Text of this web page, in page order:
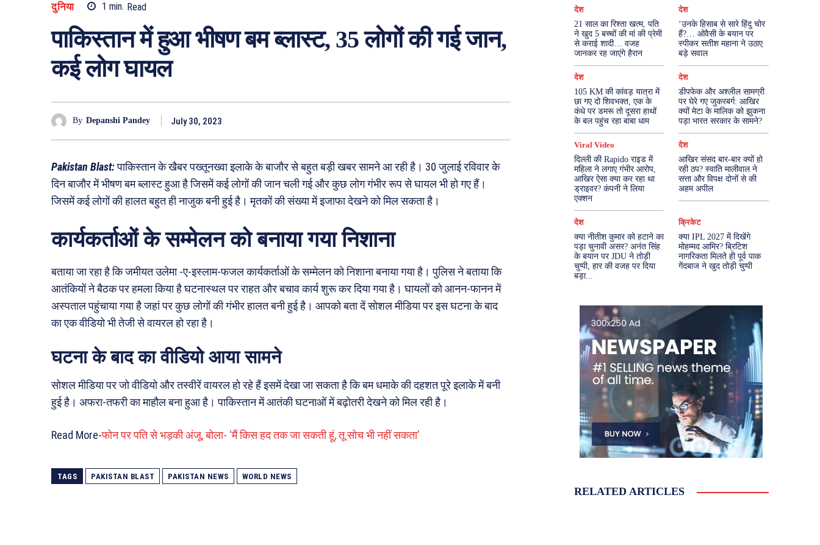
दुनिया 1 min. Read
पाकिस्तान में हुआ भीषण बम ब्लास्ट, 35 लोगों की गई जान,
कई लोग घायल
By Depanshi Pandey July 30, 2023
Pakistan Blast:पाकिस्तान के खैबर पख्तूनख्वा इलाके के बाजौर से बहुत बड़ी खबर सामने आ रही है। 30 जुलाई रविवार के
दिन बाजौर में भीषण बम ब्लास्ट हुआ है जिसमें कई लोगों की जान चली गई और कुछ लोग गंभीर रूप से घायल भी हो गए हैं।
जिसमें कई लोगों की हालत बहुत ही नाजुक बनी हुई है। मृतकों की संख्या में इजाफा देखने को मिल सकता है।
कार्यकर्ताओं के सम्मेलन को बनाया गया निशाना
बताया जा रहा है कि जमीयत उलेमा -ए-इस्लाम-फजल कार्यकर्ताओं के सम्मेलन को निशाना बनाया गया है। पुलिस ने बताया कि
आतंकियों ने बैठक पर हमला किया है घटनास्थल पर राहत और बचाव कार्य शुरू कर दिया गया है। घायलों को आनन-फानन में
अस्पताल पहुंचाया गया है जहां पर कुछ लोगों की गंभीर हालत बनी हुई है। आपको बता दें सोशल मीडिया पर इस घटना के बाद
का एक वीडियो भी तेजी से वायरल हो रहा है।
घटना के बाद का वीडियो आया सामने
सोशल मीडिया पर जो वीडियो और तस्वीरें वायरल हो रहे हैं इसमें देखा जा सकता है कि बम धमाके की दहशत पूरे इलाके में बनी
हुई है। अफरा-तफरी का माहौल बना हुआ है। पाकिस्तान में आतंकी घटनाओं में बढ़ोतरी देखने को मिल रही है।
Read More-फोन पर पति से भड़की अंजू, बोला- ‘मैं किस हद तक जा सकती हूं, तू सोच भी नहीं सकता’
TAGS PAKISTAN BLAST PAKISTAN NEWS WORLD NEWS
दुनिया
मनोरंजन
राजनीति वास्तु शास्त्र
More
देश
21 साल का रिश्ता खत्म, पति
ने खुद 5 बच्चों की मां की प्रेमी
से कराई शादी… वजह
जानकर रह जाएंगे हैरान
देश
‘उनके हिसाब से सारे हिंदु चोर
हैं?… ओवैसी के बयान पर
स्पीकर सतीश महाना ने उठाए
बड़े सवाल
देश
105 KM की कांवड़ यात्रा में
छा गए दो शिवभक्त, एक के
कंधे पर डमरू तो दूसरा हाथों
के बल पहुंच रहा बाबा धाम
देश
डीपफेक और अश्लील सामग्री
पर घेरे गए जुकरबर्ग: आखिर
क्यों मेटा के मालिक को झुकना
पड़ा भारत सरकार के सामने?
Viral Video
दिल्ली की Rapido राइड में
महिला ने लगाए गंभीर आरोप,
आखिर ऐसा क्या कर रहा था
ड्राइवर? कंपनी ने लिया
एक्शन
देश
आखिर संसद बार-बार क्यों हो
रही ठप? स्वाति मालीवाल ने
सत्ता और विपक्ष दोनों से की
अहम अपील
देश
क्या नीतीश कुमार को हटाने का
पड़ा चुनावी असर? अनंत सिंह
के बयान पर JDU ने तोड़ी
चुप्पी, हार की वजह पर दिया
बड़ा...
क्रिकेट
क्या IPL 2027 में दिखेंगे
मोहम्मद आमिर? ब्रिटिश
नागरिकता मिलते ही पूर्व पाक
गेंदबाज ने खुद तोड़ी चुप्पी
RELATED ARTICLES